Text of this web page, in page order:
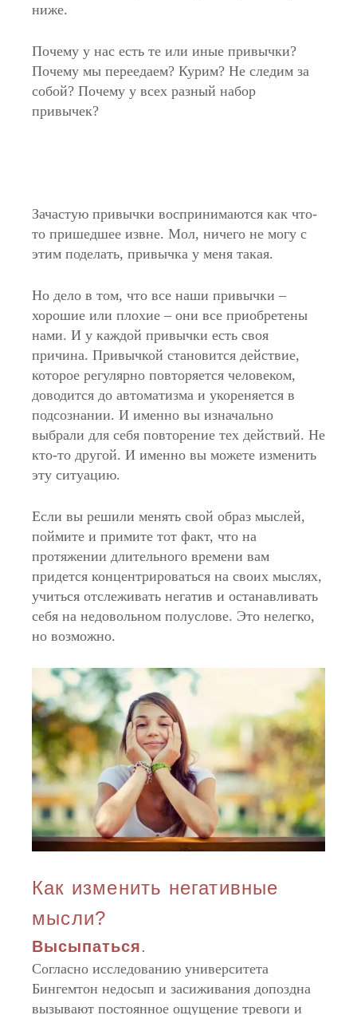
ниже.
Почему у нас есть те или иные привычки?
Почему мы переедаем? Курим? Не следим за
собой? Почему у всех разный набор
привычек?
Зачастую привычки воспринимаются как что-
то пришедшее извне. Мол, ничего не могу с
этим поделать, привычка у меня такая.
Но дело в том, что все наши привычки –
хорошие или плохие – они все приобретены
нами. И у каждой привычки есть своя
причина. Привычкой становится действие,
которое регулярно повторяется человеком,
доводится до автоматизма и укореняется в
подсознании. И именно вы изначально
выбрали для себя повторение тех действий. Не
кто-то другой. И именно вы можете изменить
эту ситуацию.
Если вы решили менять свой образ мыслей,
поймите и примите тот факт, что на
протяжении длительного времени вам
придется концентрироваться на своих мыслях,
учиться отслеживать негатив и останавливать
себя на недовольном полуслове. Это нелегко,
но возможно.
Как изменить негативные
мысли?
Высыпаться.
Согласно исследованию университета
Бингемтон недосып и засиживания допоздна
вызывают постоянное ощущение тревоги и